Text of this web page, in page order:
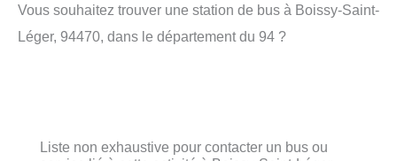
Vous souhaitez trouver une station de bus à Boissy-Saint-
Léger, 94470, dans le département du 94 ?
Liste non exhaustive pour contacter un bus ou